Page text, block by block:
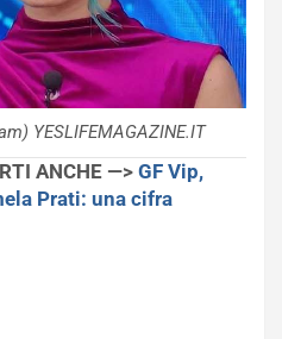
YESLIFEMAGAZINE.IT
ANCHE —>GF Vip,
Prati: una cifra